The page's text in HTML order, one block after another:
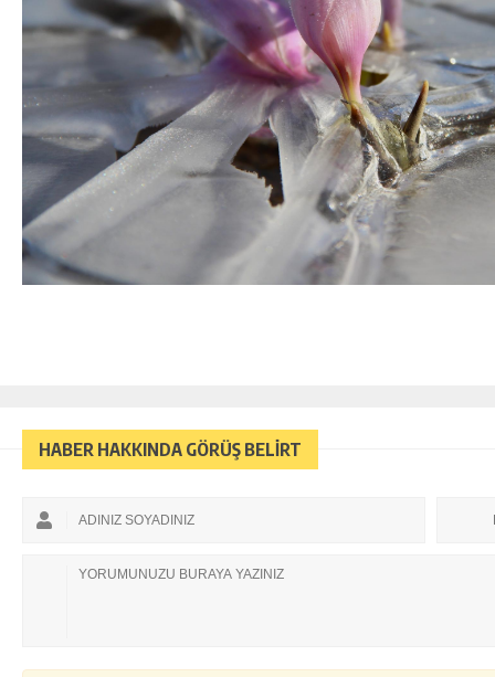
HABER HAKKINDA GÖRÜŞ BELİRT